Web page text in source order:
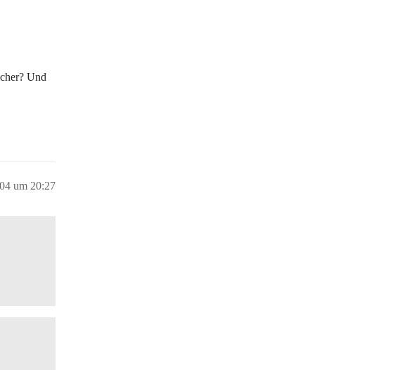
Und
um 20:27